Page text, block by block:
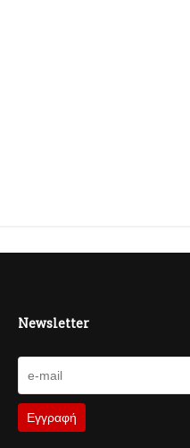
Newsletter